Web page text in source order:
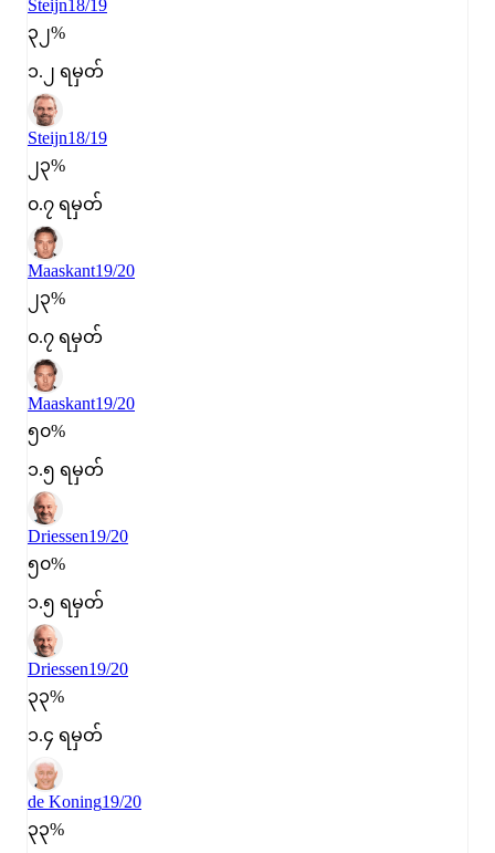
Steijn18/19
၃၂%
၁.၂ ရမှတ်
Steijn18/19
၂၃%
၀.၇ ရမှတ်
Maaskant19/20
၂၃%
၀.၇ ရမှတ်
Maaskant19/20
၅၀%
၁.၅ ရမှတ်
Driessen19/20
၅၀%
၁.၅ ရမှတ်
Driessen19/20
၃၃%
၁.၄ ရမှတ်
de Koning19/20
၃၃%